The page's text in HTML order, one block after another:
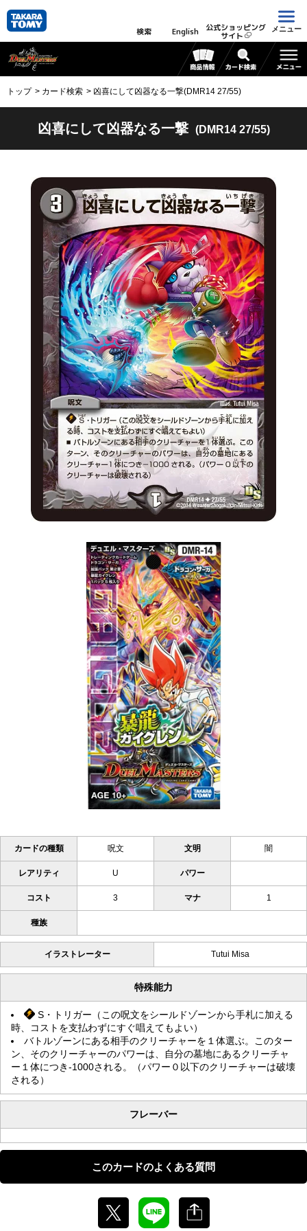
検索 English 公式ショッピング
サイト
メニュー
トップ カード検索 凶喜にして凶器なる一撃(DMR14 27/55)
凶喜にして凶器なる一撃 (DMR14 27/55)
カードの種類 呪文 文明 闇
レアリティ U パワー
コスト 3 マナ 1
種族
イラストレーター Tutui Misa
特殊能力
S・トリガー（この呪文をシールドゾーンから手札に加える
時、コストを支払わずにすぐ唱えてもよい）
バトルゾーンにある相手のクリーチャーを１体選ぶ。このター
ン、そのクリーチャーのパワーは、自分の墓地にあるクリーチャ
ー１体につき-1000される。（パワー０以下のクリーチャーは破壊
される）
フレーバー
このカードのよくある質問